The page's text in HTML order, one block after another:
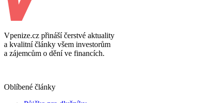
Vpenize.cz přináší čerstvé aktuality
a kvalitní články všem investorům
a zájemcům o dění ve financích.
Oblíbené články